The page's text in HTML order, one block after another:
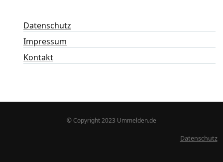
Datenschutz
Impressum
Kontakt
© Copyright 2023 Ummelden.de
Datenschutz